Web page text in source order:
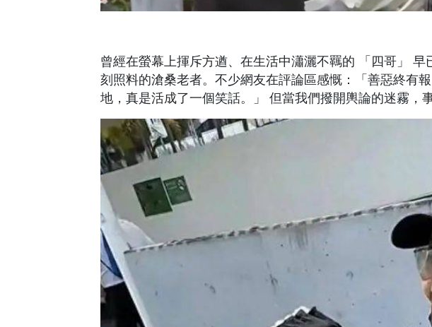
曾經在螢幕上揮斥方遒、在生活中瀟灑不羈的 「四哥」
刻照料的滄桑老者。不少網友在評論區感慨：「善惡終有
地，真是活成了一個笑話。」 但當我們撥開輿論的迷霧，